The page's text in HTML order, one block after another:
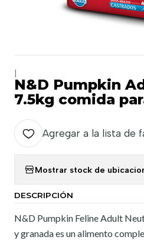
N&D Pumpkin
7.5kg comida
Agregar a la lista de
Mostrar stock de
DESCRIPCIÓN
N&D Pumpkin Feline Adult
y granada es un alimento